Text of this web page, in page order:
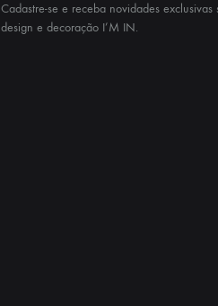
Cadastre-se e receba novidades
design e decoração I’M IN.